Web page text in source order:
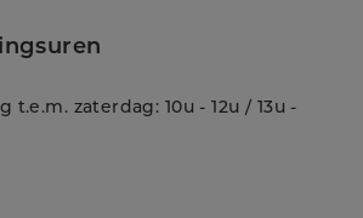
t.e.m. zaterdag: 10u - 12u / 13u -